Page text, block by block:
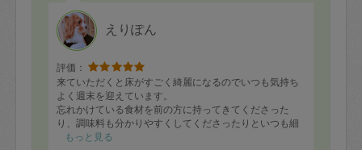
りました。
えりぽん
評価：
来ていただくと床がすごく綺麗になるのでいつも気持ち
よく週末を迎えています。
忘れかけている食材を前の方に持ってきてくださった
り、調味料も分かりやすくしてくださったりといつも細
部に渡ってプロの仕事をしてくださるのでとても助かり
もっと見る